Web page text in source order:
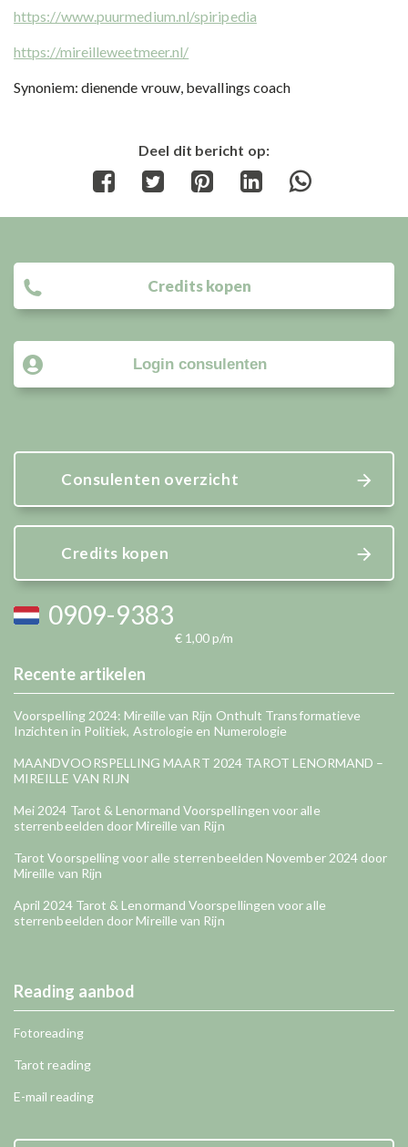
https://www.puurmedium.nl/spiripedia
https://mireilleweetmeer.nl/
Synoniem: dienende vrouw, bevallings coach
Deel dit bericht op:
Share
Share
Share
Share
Credits kopen
Login consulenten
Consulenten overzicht
Credits kopen
0909-9383
€ 1,00 p/m
Recente artikelen
Voorspelling 2024: Mireille van Rijn Onthult Transformatieve
Inzichten in Politiek, Astrologie en Numerologie
MAANDVOORSPELLING MAART 2024 TAROT LENORMAND –
MIREILLE VAN RIJN
Mei 2024 Tarot & Lenormand Voorspellingen voor alle
sterrenbeelden door Mireille van Rijn
Tarot Voorspelling voor alle sterrenbeelden November 2024 door
Mireille van Rijn
April 2024 Tarot & Lenormand Voorspellingen voor alle
sterrenbeelden door Mireille van Rijn
Reading aanbod
Fotoreading
Tarot reading
E-mail reading